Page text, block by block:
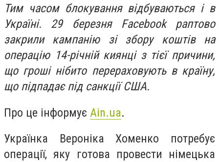
Тим часом блокування відбуваються і в
Україні. 29 березня Facebook раптово
закрили кампанію зі збору коштів на
операцію 14-річній киянці з тієї причини,
що гроші нібито перераховують в країну,
що підпадає під санкції США.
Про це інформує Ain.ua.
Українка Вероніка Хоменко потребує
операції, яку готова провести німецька